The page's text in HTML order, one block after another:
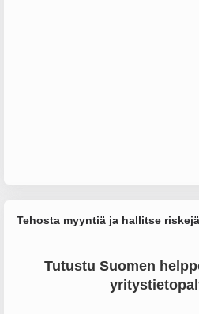
Tehosta myyntiä ja hallitse riskejä
Tutustu Suomen